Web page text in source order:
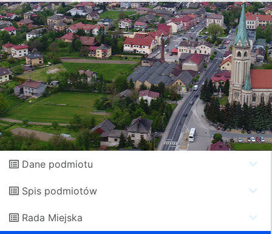
Dane podmiotu
Spis podmiotów
Rada Miejska